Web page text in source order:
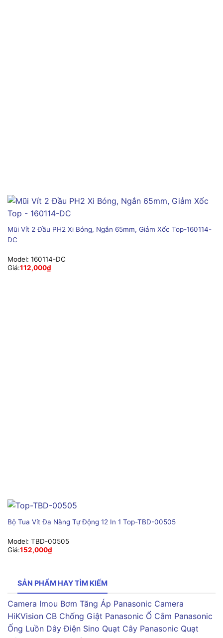
Mũi Vít 2 Đầu PH2 Xi Bóng, Ngắn 65mm, Giảm Xốc Top-160114-
DC
Model: 160114-DC
Giá:112,000₫
Bộ Tua Vít Đa Năng Tự Động 12 In 1 Top-TBD-00505
Model: TBD-00505
Giá:152,000₫
SẢN PHẨM HAY TÌM KIẾM
Camera Imou Bơm Tăng Áp Panasonic Camera
HiKVision CB Chống Giật Panasonic Ổ Cắm Panasonic
Ống Luồn Dây Điện Sino Quạt Cây Panasonic Quạt